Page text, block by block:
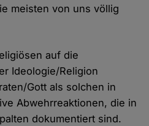
meisten von uns völlig
auf die
Ideologie/Religion
Gott als solchen in
Abwehrreaktionen, die in
dokumentiert sind.